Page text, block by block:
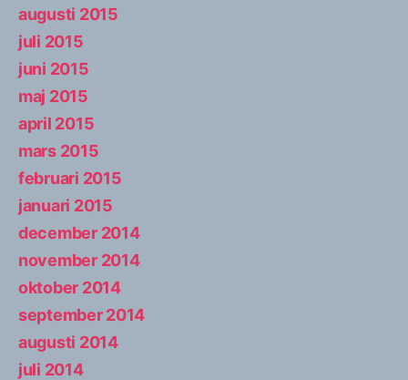
augusti 2015
juli 2015
juni 2015
maj 2015
april 2015
mars 2015
februari 2015
januari 2015
december 2014
november 2014
oktober 2014
september 2014
augusti 2014
juli 2014